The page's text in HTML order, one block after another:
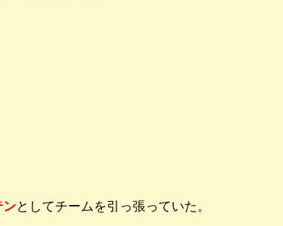
ンとしてチームを引っ張っていた。